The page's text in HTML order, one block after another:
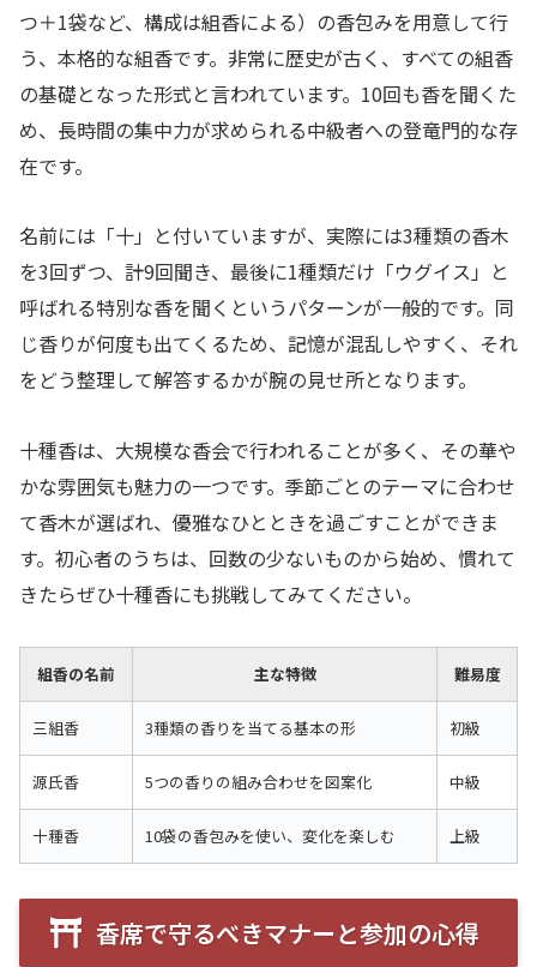
つ＋1袋など、構成は組香による）の香包みを用意して行
う、本格的な組香です。非常に歴史が古く、すべての組香
の基礎となった形式と言われています。10回も香を聞くた
め、長時間の集中力が求められる中級者への登竜門的な存
在です。
名前には「十」と付いていますが、実際には3種類の香木
を3回ずつ、計9回聞き、最後に1種類だけ「ウグイス」と
呼ばれる特別な香を聞くというパターンが一般的です。同
じ香りが何度も出てくるため、記憶が混乱しやすく、それ
をどう整理して解答するかが腕の見せ所となります。
十種香は、大規模な香会で行われることが多く、その華や
かな雰囲気も魅力の一つです。季節ごとのテーマに合わせ
て香木が選ばれ、優雅なひとときを過ごすことができま
す。初心者のうちは、回数の少ないものから始め、慣れて
きたらぜひ十種香にも挑戦してみてください。
組香の名前 主な特徴 難易度
三組香 3種類の香りを当てる基本の形 初級
源氏香 5つの香りの組み合わせを図案化 中級
十種香 10袋の香包みを使い、変化を楽しむ 上級
香席で守るべきマナーと参加の心得